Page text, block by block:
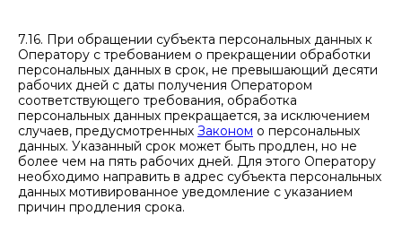
7.16. При обращении субъекта персональных данных к
Оператору с требованием о прекращении обработки
персональных данных в срок, не превышающий десяти
рабочих дней с даты получения Оператором
соответствующего требования, обработка
персональных данных прекращается, за исключением
случаев, предусмотренных Законом о персональных
данных. Указанный срок может быть продлен, но не
более чем на пять рабочих дней. Для этого Оператору
необходимо направить в адрес субъекта персональных
данных мотивированное уведомление с указанием
причин продления срока.